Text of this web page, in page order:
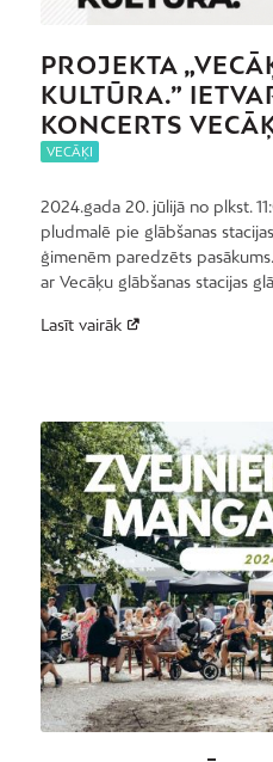
PROJEKTA
KULTŪRA.”
KONCERTS
VECĀĶI
2024.gada 20. jūlijā no plkst.
pludmalē pie glābšanas
ģimenēm paredzēts
ar Vecāķu glābšanas stacijas
Lasīt vairāk